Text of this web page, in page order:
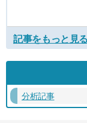
記事をもっと見
分析記事